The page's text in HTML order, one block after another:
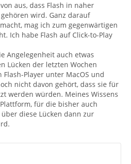
aus, dass Flash in naher
wird. Ganz darauf
mag ich zum gegenwärtigen
Ich habe Flash auf Click-to-Play
Angelegenheit auch etwas
Lücken der letzten Wochen
Player unter MacOS und
nicht davon gehört, dass sie für
werden würden. Meines Wissens
für die bisher auch
diese Lücken dann zur